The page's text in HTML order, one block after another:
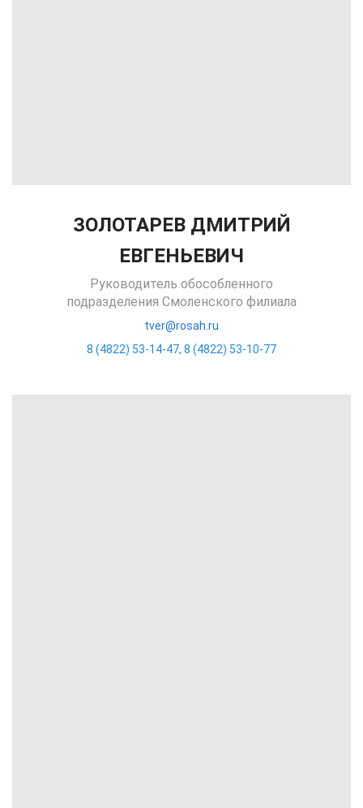
ЗОЛОТАРЕВ ДМИТРИЙ
ЕВГЕНЬЕВИЧ
Руководитель обособленного
подразделения Смоленского филиала
tver@rosah.ru
8 (4822) 53-14-47, 8 (4822) 53-10-77